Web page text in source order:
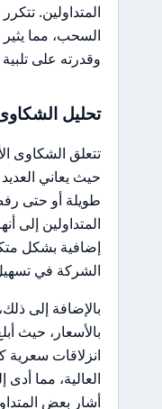
المتداولين.
السحب، مما
وقدرته على
تحليل
تتعلق الشكاوى
حيث يعاني
طويلة أو حتى
المتداولين إلى
إضافية بشكل
الشركة في
بالإضافة إلى
بالأسعار، حيث
انزلاقات سعرية
العالية، مما
أشار بعض